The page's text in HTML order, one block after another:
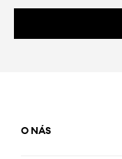
O NÁS